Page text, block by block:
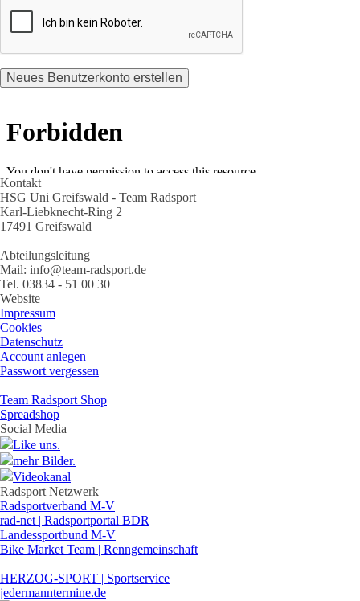
Kontakt
HSG Uni Greifswald - Team Radsport
Karl-Liebknecht-Ring 2
17491 Greifswald
Abteilungsleitung
Mail: info@team-radsport.de
Tel. 03834 - 51 00 30
Website
Impressum
Cookies
Datenschutz
Account anlegen
Passwort vergessen
Team Radsport Shop
Spreadshop
Social Media
Like uns.
mehr Bilder.
Videokanal
Radsport Netzwerk
Radsportverband M-V
rad-net | Radsportportal BDR
Landessportbund M-V
Bike Market Team | Renngemeinschaft
HERZOG-SPORT | Sportservice
jedermanntermine.de